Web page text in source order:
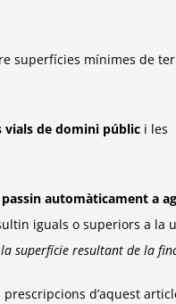
superfícies mínimes de
vials de domini públic i les
automàticament a
iguals o superiors a la
superfície resultant de la
d’aquest